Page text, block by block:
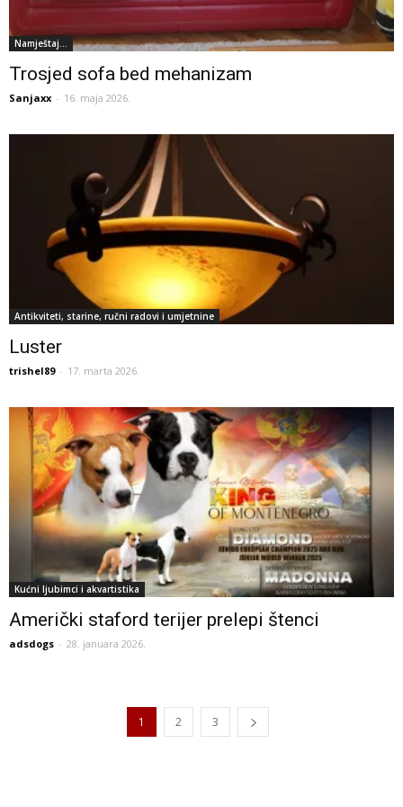
Namještaj...
Trosjed sofa bed mehanizam
Sanjaxx - 16. maja 2026.
Antikviteti, starine, ručni radovi i umjetnine
Luster
trishel89 - 17. marta 2026.
Kućni ljubimci i akvartistika
Američki staford terijer prelepi štenci
adsdogs - 28. januara 2026.
1 2 3